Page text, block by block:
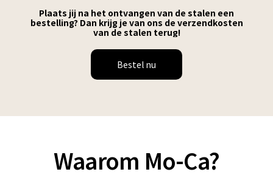
Plaats jij na het ontvangen van de stalen een
bestelling? Dan krijg je van ons de verzendkosten
van de stalen terug!
Bestel nu
Waarom Mo-Ca?